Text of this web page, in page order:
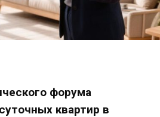
форума
квартир в